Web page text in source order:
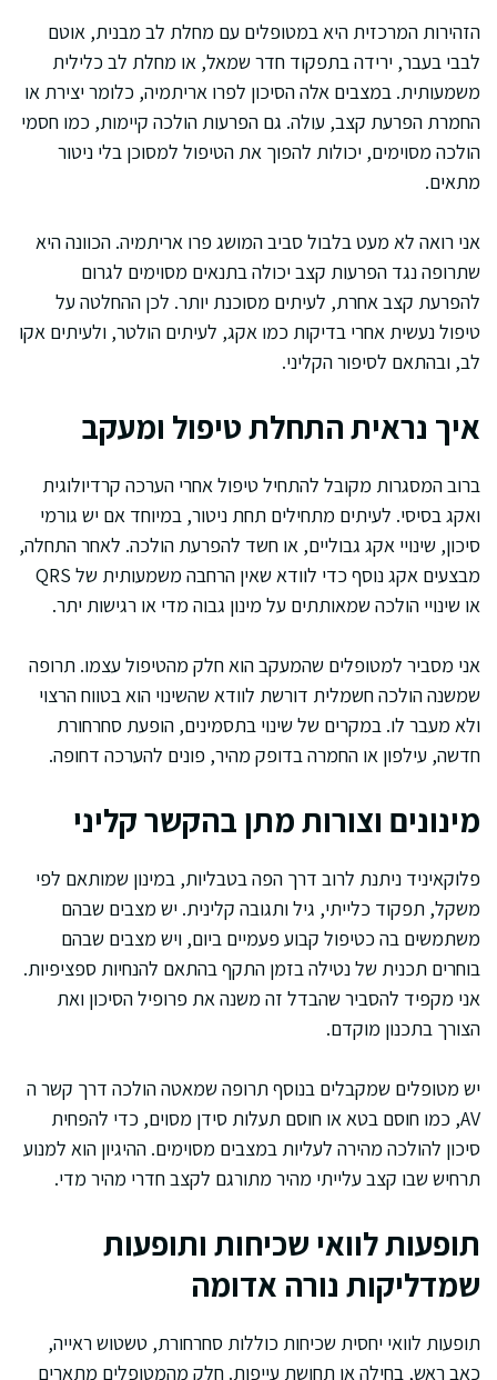
הזהירות המרכזית היא במטופלים עם מחלת לב מבנית, אוטם
לבבי בעבר, ירידה בתפקוד חדר שמאל, או מחלת לב כלילית
משמעותית. במצבים אלה הסיכון לפרו אריתמיה, כלומר יצירת או
החמרת הפרעת קצב, עולה. גם הפרעות הולכה קיימות, כמו חסמי
הולכה מסוימים, יכולות להפוך את הטיפול למסוכן בלי ניטור
מתאים.
אני רואה לא מעט בלבול סביב המושג פרו אריתמיה. הכוונה היא
שתרופה נגד הפרעות קצב יכולה בתנאים מסוימים לגרום
להפרעת קצב אחרת, לעיתים מסוכנת יותר. לכן ההחלטה על
טיפול נעשית אחרי בדיקות כמו אקג, לעיתים הולטר, ולעיתים אקו
לב, ובהתאם לסיפור הקליני.
איך נראית התחלת טיפול ומעקב
ברוב המסגרות מקובל להתחיל טיפול אחרי הערכה קרדיולוגית
ואקג בסיסי. לעיתים מתחילים תחת ניטור, במיוחד אם יש גורמי
סיכון, שינויי אקג גבוליים, או חשד להפרעת הולכה. לאחר התחלה,
מבצעים אקג נוסף כדי לוודא שאין הרחבה משמעותית של QRS
או שינויי הולכה שמאותתים על מינון גבוה מדי או רגישות יתר.
אני מסביר למטופלים שהמעקב הוא חלק מהטיפול עצמו. תרופה
שמשנה הולכה חשמלית דורשת לוודא שהשינוי הוא בטווח הרצוי
ולא מעבר לו. במקרים של שינוי בתסמינים, הופעת סחרחורת
חדשה, עילפון או החמרה בדופק מהיר, פונים להערכה דחופה.
מינונים וצורות מתן בהקשר קליני
פלוקאיניד ניתנת לרוב דרך הפה בטבליות, במינון שמותאם לפי
משקל, תפקוד כלייתי, גיל ותגובה קלינית. יש מצבים שבהם
משתמשים בה כטיפול קבוע פעמיים ביום, ויש מצבים שבהם
בוחרים תכנית של נטילה בזמן התקף בהתאם להנחיות ספציפיות.
אני מקפיד להסביר שהבדל זה משנה את פרופיל הסיכון ואת
הצורך בתכנון מוקדם.
יש מטופלים שמקבלים בנוסף תרופה שמאטה הולכה דרך קשר ה
AV, כמו חוסם בטא או חוסם תעלות סידן מסוים, כדי להפחית
סיכון להולכה מהירה לעליות במצבים מסוימים. ההיגיון הוא למנוע
תרחיש שבו קצב עלייתי מהיר מתורגם לקצב חדרי מהיר מדי.
תופעות לוואי שכיחות ותופעות
שמדליקות נורה אדומה
תופעות לוואי יחסית שכיחות כוללות סחרחורת, טשטוש ראייה,
כאב ראש, בחילה או תחושת עייפות. חלק מהמטופלים מתארים